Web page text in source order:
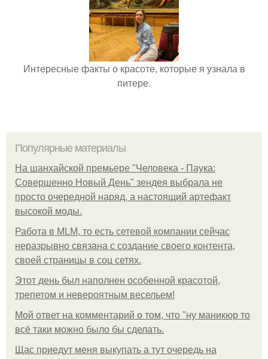
Интересные факты о красоте, которые я узнала в
питере.
Популярные материалы
На шанхайской премьере "Человека - Паука:
Совершенно Новый День" зендея выбрала не
просто очередной наряд, а настоящий артефакт
высокой моды.
Работа в MLM, то есть сетевой компании сейчас
неразрывно связана с создание своего контента,
своей страницы в соц сетях.
Этот день был наполнен особенной красотой,
трепетом и невероятным весельем!
Мой ответ на комментарий о том, что "ну маникюр то
всё таки можно было бы сделать.
Щас приедут меня выкупать а тут очередь на